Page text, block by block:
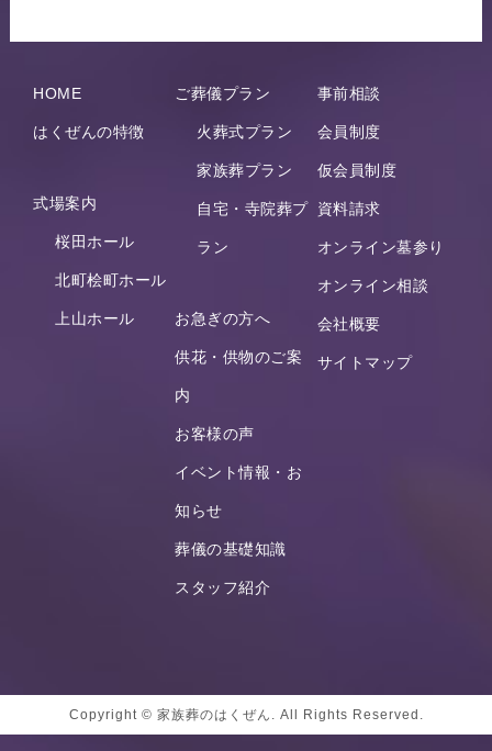
HOME
はくぜんの特徴
式場案内
桜田ホール
北町桧町ホール
上山ホール
ご葬儀プラン
火葬式プラン
家族葬プラン
自宅・寺院葬プ
ラン
お急ぎの方へ
供花・供物のご案
内
お客様の声
イベント情報・お
知らせ
葬儀の基礎知識
スタッフ紹介
事前相談
会員制度
仮会員制度
資料請求
オンライン墓参り
オンライン相談
会社概要
サイトマップ
Copyright © 家族葬のはくぜん. All Rights Reserved.